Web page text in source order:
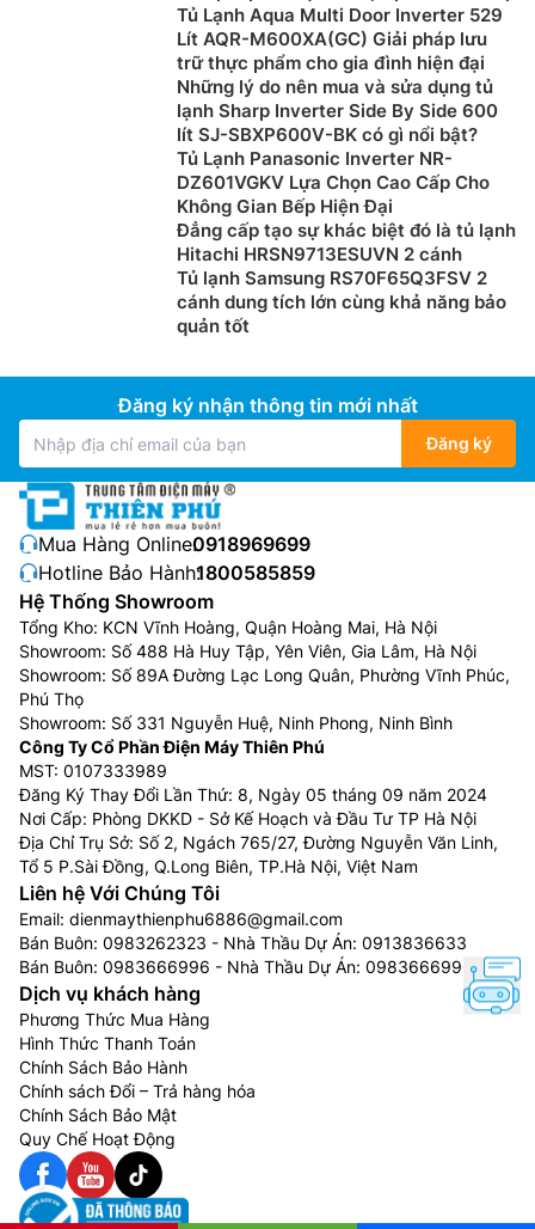
Tủ Lạnh Aqua Multi Door Inverter 529
Lít AQR-M600XA(GC) Giải pháp lưu
trữ thực phẩm cho gia đình hiện đại
Những lý do nên mua và sửa dụng tủ
lạnh Sharp Inverter Side By Side 600
lít SJ-SBXP600V-BK có gì nổi bật?
Tủ Lạnh Panasonic Inverter NR-
DZ601VGKV Lựa Chọn Cao Cấp Cho
Không Gian Bếp Hiện Đại
Đẳng cấp tạo sự khác biệt đó là tủ lạnh
Hitachi HRSN9713ESUVN 2 cánh
Tủ lạnh Samsung RS70F65Q3FSV 2
cánh dung tích lớn cùng khả năng bảo
quản tốt
Đăng ký nhận thông tin mới nhất
Đăng ký
Mua Hàng Online:0918969699
Hotline Bảo Hành:1800585859
Hệ Thống Showroom
Tổng Kho: KCN Vĩnh Hoàng, Quận Hoàng Mai, Hà Nội
Showroom: Số 488 Hà Huy Tập, Yên Viên, Gia Lâm, Hà Nội
Showroom: Số 89A Đường Lạc Long Quân, Phường Vĩnh Phúc,
Phú Thọ
Showroom: Số 331 Nguyễn Huệ, Ninh Phong, Ninh Bình
Công Ty Cổ Phần Điện Máy Thiên Phú
MST: 0107333989
Đăng Ký Thay Đổi Lần Thứ: 8, Ngày 05 tháng 09 năm 2024
Nơi Cấp: Phòng DKKD - Sở Kế Hoạch và Đầu Tư TP Hà Nội
Địa Chỉ Trụ Sở: Số 2, Ngách 765/27, Đường Nguyễn Văn Linh,
Tổ 5 P.Sài Đồng, Q.Long Biên, TP.Hà Nội, Việt Nam
Liên hệ Với Chúng Tôi
Email: dienmaythienphu6886@gmail.com
Bán Buôn: 0983262323 - Nhà Thầu Dự Án: 0913836633
Bán Buôn: 0983666996 - Nhà Thầu Dự Án: 0983666996
Dịch vụ khách hàng
Phương Thức Mua Hàng
Hình Thức Thanh Toán
Chính Sách Bảo Hành
Chính sách Đổi – Trả hàng hóa
Chính Sách Bảo Mật
Quy Chế Hoạt Động